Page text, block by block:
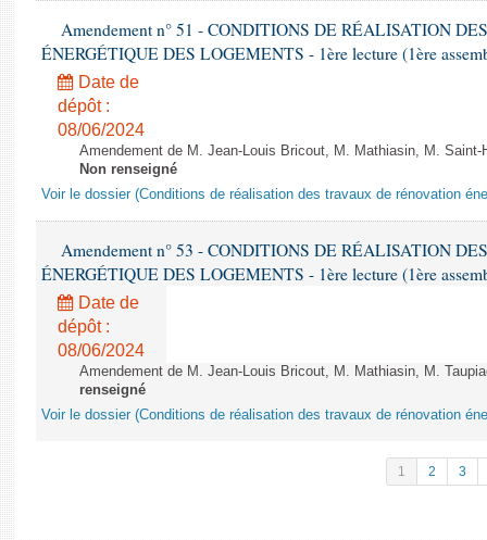
Amendement n° 51 - CONDITIONS DE RÉALISATION
ÉNERGÉTIQUE DES LOGEMENTS - 1ère lecture (1ère
Date de
dépôt :
08/06/2024
Amendement de M. Jean-Louis Bricout, M. Mathiasin, M.
Non renseigné
Voir le dossier (Conditions de réalisation des travaux de rénovation
Amendement n° 53 - CONDITIONS DE RÉALISATION
ÉNERGÉTIQUE DES LOGEMENTS - 1ère lecture (1ère
Date de
dépôt :
08/06/2024
Amendement de M. Jean-Louis Bricout, M. Mathiasin, M.
renseigné
Voir le dossier (Conditions de réalisation des travaux de rénovation
1 2 3